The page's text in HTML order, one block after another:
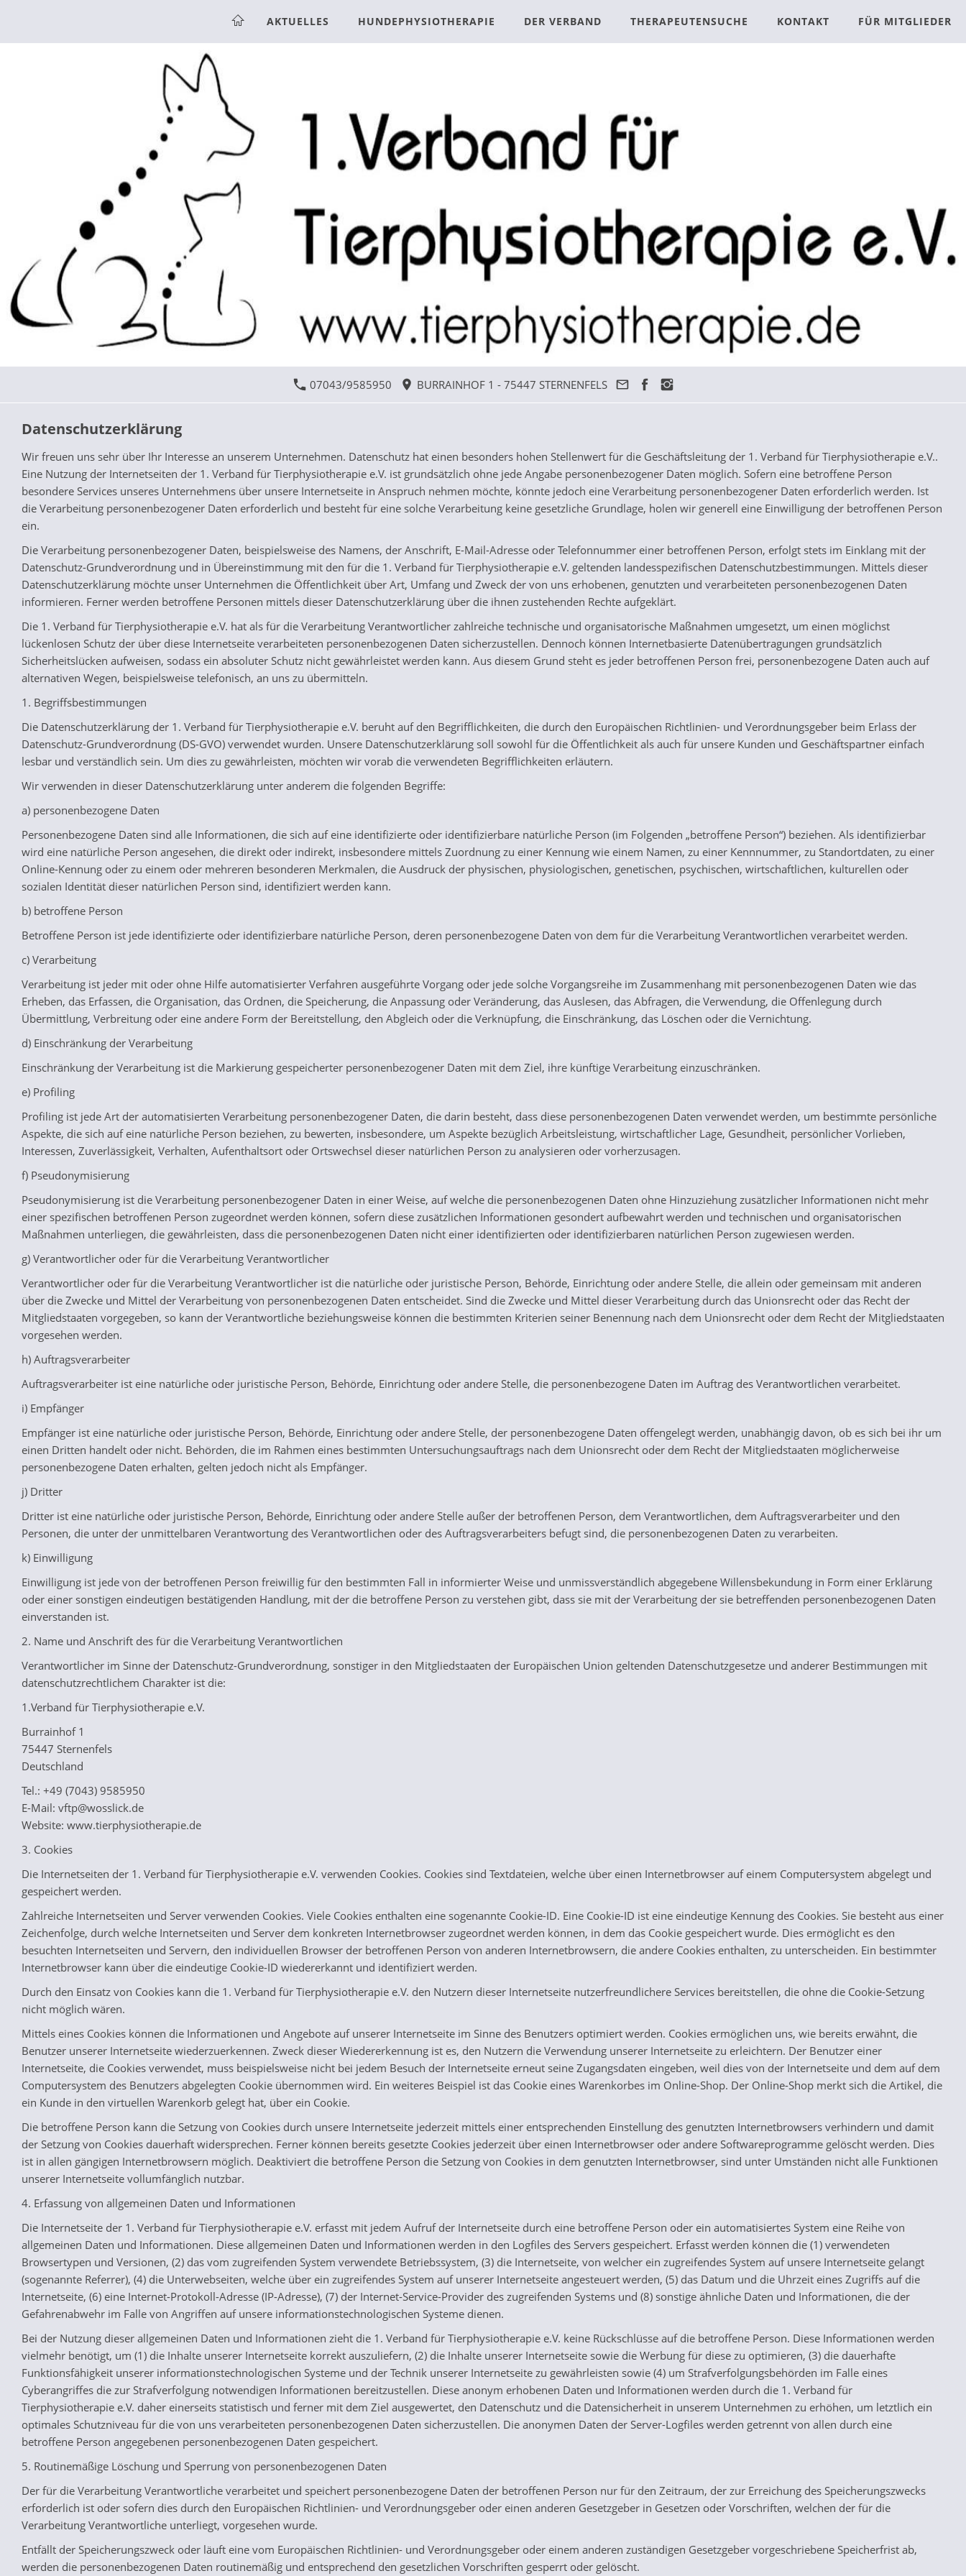
AKTUELLES HUNDEPHYSIOTHERAPIE DER VERBAND THERAPEUTENSUCHE KONTAKT FÜR MITGLIEDER
07043/9585950 BURRAINHOF 1 - 75447 STERNENFELS
Datenschutzerklärung
Wir freuen uns sehr über Ihr Interesse an unserem Unternehmen. Datenschutz hat einen besonders hohen Stellenwert für die Geschäftsleitung der 1. Verband für Tierphysiotherapie e.V..
Eine Nutzung der Internetseiten der 1. Verband für Tierphysiotherapie e.V. ist grundsätzlich ohne jede Angabe personenbezogener Daten möglich. Sofern eine betroffene Person
besondere Services unseres Unternehmens über unsere Internetseite in Anspruch nehmen möchte, könnte jedoch eine Verarbeitung personenbezogener Daten erforderlich werden. Ist
die Verarbeitung personenbezogener Daten erforderlich und besteht für eine solche Verarbeitung keine gesetzliche Grundlage, holen wir generell eine Einwilligung der betroffenen Person
ein.
Die Verarbeitung personenbezogener Daten, beispielsweise des Namens, der Anschrift, E-Mail-Adresse oder Telefonnummer einer betroffenen Person, erfolgt stets im Einklang mit der
Datenschutz-Grundverordnung und in Übereinstimmung mit den für die 1. Verband für Tierphysiotherapie e.V. geltenden landesspezifischen Datenschutzbestimmungen. Mittels dieser
Datenschutzerklärung möchte unser Unternehmen die Öffentlichkeit über Art, Umfang und Zweck der von uns erhobenen, genutzten und verarbeiteten personenbezogenen Daten
informieren. Ferner werden betroffene Personen mittels dieser Datenschutzerklärung über die ihnen zustehenden Rechte aufgeklärt.
Die 1. Verband für Tierphysiotherapie e.V. hat als für die Verarbeitung Verantwortlicher zahlreiche technische und organisatorische Maßnahmen umgesetzt, um einen möglichst
lückenlosen Schutz der über diese Internetseite verarbeiteten personenbezogenen Daten sicherzustellen. Dennoch können Internetbasierte Datenübertragungen grundsätzlich
Sicherheitslücken aufweisen, sodass ein absoluter Schutz nicht gewährleistet werden kann. Aus diesem Grund steht es jeder betroffenen Person frei, personenbezogene Daten auch auf
alternativen Wegen, beispielsweise telefonisch, an uns zu übermitteln.
1. Begriffsbestimmungen
Die Datenschutzerklärung der 1. Verband für Tierphysiotherapie e.V. beruht auf den Begrifflichkeiten, die durch den Europäischen Richtlinien- und Verordnungsgeber beim Erlass der
Datenschutz-Grundverordnung (DS-GVO) verwendet wurden. Unsere Datenschutzerklärung soll sowohl für die Öffentlichkeit als auch für unsere Kunden und Geschäftspartner einfach
lesbar und verständlich sein. Um dies zu gewährleisten, möchten wir vorab die verwendeten Begrifflichkeiten erläutern.
Wir verwenden in dieser Datenschutzerklärung unter anderem die folgenden Begriffe:
a) personenbezogene Daten
Personenbezogene Daten sind alle Informationen, die sich auf eine identifizierte oder identifizierbare natürliche Person (im Folgenden „betroffene Person“) beziehen. Als identifizierbar
wird eine natürliche Person angesehen, die direkt oder indirekt, insbesondere mittels Zuordnung zu einer Kennung wie einem Namen, zu einer Kennnummer, zu Standortdaten, zu einer
Online-Kennung oder zu einem oder mehreren besonderen Merkmalen, die Ausdruck der physischen, physiologischen, genetischen, psychischen, wirtschaftlichen, kulturellen oder
sozialen Identität dieser natürlichen Person sind, identifiziert werden kann.
b) betroffene Person
Betroffene Person ist jede identifizierte oder identifizierbare natürliche Person, deren personenbezogene Daten von dem für die Verarbeitung Verantwortlichen verarbeitet werden.
c) Verarbeitung
Verarbeitung ist jeder mit oder ohne Hilfe automatisierter Verfahren ausgeführte Vorgang oder jede solche Vorgangsreihe im Zusammenhang mit personenbezogenen Daten wie das
Erheben, das Erfassen, die Organisation, das Ordnen, die Speicherung, die Anpassung oder Veränderung, das Auslesen, das Abfragen, die Verwendung, die Offenlegung durch
Übermittlung, Verbreitung oder eine andere Form der Bereitstellung, den Abgleich oder die Verknüpfung, die Einschränkung, das Löschen oder die Vernichtung.
d) Einschränkung der Verarbeitung
Einschränkung der Verarbeitung ist die Markierung gespeicherter personenbezogener Daten mit dem Ziel, ihre künftige Verarbeitung einzuschränken.
e) Profiling
Profiling ist jede Art der automatisierten Verarbeitung personenbezogener Daten, die darin besteht, dass diese personenbezogenen Daten verwendet werden, um bestimmte persönliche
Aspekte, die sich auf eine natürliche Person beziehen, zu bewerten, insbesondere, um Aspekte bezüglich Arbeitsleistung, wirtschaftlicher Lage, Gesundheit, persönlicher Vorlieben,
Interessen, Zuverlässigkeit, Verhalten, Aufenthaltsort oder Ortswechsel dieser natürlichen Person zu analysieren oder vorherzusagen.
f) Pseudonymisierung
Pseudonymisierung ist die Verarbeitung personenbezogener Daten in einer Weise, auf welche die personenbezogenen Daten ohne Hinzuziehung zusätzlicher Informationen nicht mehr
einer spezifischen betroffenen Person zugeordnet werden können, sofern diese zusätzlichen Informationen gesondert aufbewahrt werden und technischen und organisatorischen
Maßnahmen unterliegen, die gewährleisten, dass die personenbezogenen Daten nicht einer identifizierten oder identifizierbaren natürlichen Person zugewiesen werden.
g) Verantwortlicher oder für die Verarbeitung Verantwortlicher
Verantwortlicher oder für die Verarbeitung Verantwortlicher ist die natürliche oder juristische Person, Behörde, Einrichtung oder andere Stelle, die allein oder gemeinsam mit anderen
über die Zwecke und Mittel der Verarbeitung von personenbezogenen Daten entscheidet. Sind die Zwecke und Mittel dieser Verarbeitung durch das Unionsrecht oder das Recht der
Mitgliedstaaten vorgegeben, so kann der Verantwortliche beziehungsweise können die bestimmten Kriterien seiner Benennung nach dem Unionsrecht oder dem Recht der Mitgliedstaaten
vorgesehen werden.
h) Auftragsverarbeiter
Auftragsverarbeiter ist eine natürliche oder juristische Person, Behörde, Einrichtung oder andere Stelle, die personenbezogene Daten im Auftrag des Verantwortlichen verarbeitet.
i) Empfänger
Empfänger ist eine natürliche oder juristische Person, Behörde, Einrichtung oder andere Stelle, der personenbezogene Daten offengelegt werden, unabhängig davon, ob es sich bei ihr um
einen Dritten handelt oder nicht. Behörden, die im Rahmen eines bestimmten Untersuchungsauftrags nach dem Unionsrecht oder dem Recht der Mitgliedstaaten möglicherweise
personenbezogene Daten erhalten, gelten jedoch nicht als Empfänger.
j) Dritter
Dritter ist eine natürliche oder juristische Person, Behörde, Einrichtung oder andere Stelle außer der betroffenen Person, dem Verantwortlichen, dem Auftragsverarbeiter und den
Personen, die unter der unmittelbaren Verantwortung des Verantwortlichen oder des Auftragsverarbeiters befugt sind, die personenbezogenen Daten zu verarbeiten.
k) Einwilligung
Einwilligung ist jede von der betroffenen Person freiwillig für den bestimmten Fall in informierter Weise und unmissverständlich abgegebene Willensbekundung in Form einer Erklärung
oder einer sonstigen eindeutigen bestätigenden Handlung, mit der die betroffene Person zu verstehen gibt, dass sie mit der Verarbeitung der sie betreffenden personenbezogenen Daten
einverstanden ist.
2. Name und Anschrift des für die Verarbeitung Verantwortlichen
Verantwortlicher im Sinne der Datenschutz-Grundverordnung, sonstiger in den Mitgliedstaaten der Europäischen Union geltenden Datenschutzgesetze und anderer Bestimmungen mit
datenschutzrechtlichem Charakter ist die:
1.Verband für Tierphysiotherapie e.V.
Burrainhof 1
75447 Sternenfels
Deutschland
Tel.: +49 (7043) 9585950
E-Mail: vftp@wosslick.de
Website: www.tierphysiotherapie.de
3. Cookies
Die Internetseiten der 1. Verband für Tierphysiotherapie e.V. verwenden Cookies. Cookies sind Textdateien, welche über einen Internetbrowser auf einem Computersystem abgelegt und
gespeichert werden.
Zahlreiche Internetseiten und Server verwenden Cookies. Viele Cookies enthalten eine sogenannte Cookie-ID. Eine Cookie-ID ist eine eindeutige Kennung des Cookies. Sie besteht aus einer
Zeichenfolge, durch welche Internetseiten und Server dem konkreten Internetbrowser zugeordnet werden können, in dem das Cookie gespeichert wurde. Dies ermöglicht es den
besuchten Internetseiten und Servern, den individuellen Browser der betroffenen Person von anderen Internetbrowsern, die andere Cookies enthalten, zu unterscheiden. Ein bestimmter
Internetbrowser kann über die eindeutige Cookie-ID wiedererkannt und identifiziert werden.
Durch den Einsatz von Cookies kann die 1. Verband für Tierphysiotherapie e.V. den Nutzern dieser Internetseite nutzerfreundlichere Services bereitstellen, die ohne die Cookie-Setzung
nicht möglich wären.
Mittels eines Cookies können die Informationen und Angebote auf unserer Internetseite im Sinne des Benutzers optimiert werden. Cookies ermöglichen uns, wie bereits erwähnt, die
Benutzer unserer Internetseite wiederzuerkennen. Zweck dieser Wiedererkennung ist es, den Nutzern die Verwendung unserer Internetseite zu erleichtern. Der Benutzer einer
Internetseite, die Cookies verwendet, muss beispielsweise nicht bei jedem Besuch der Internetseite erneut seine Zugangsdaten eingeben, weil dies von der Internetseite und dem auf dem
Computersystem des Benutzers abgelegten Cookie übernommen wird. Ein weiteres Beispiel ist das Cookie eines Warenkorbes im Online-Shop. Der Online-Shop merkt sich die Artikel, die
ein Kunde in den virtuellen Warenkorb gelegt hat, über ein Cookie.
Die betroffene Person kann die Setzung von Cookies durch unsere Internetseite jederzeit mittels einer entsprechenden Einstellung des genutzten Internetbrowsers verhindern und damit
der Setzung von Cookies dauerhaft widersprechen. Ferner können bereits gesetzte Cookies jederzeit über einen Internetbrowser oder andere Softwareprogramme gelöscht werden. Dies
ist in allen gängigen Internetbrowsern möglich. Deaktiviert die betroffene Person die Setzung von Cookies in dem genutzten Internetbrowser, sind unter Umständen nicht alle Funktionen
unserer Internetseite vollumfänglich nutzbar.
4. Erfassung von allgemeinen Daten und Informationen
Die Internetseite der 1. Verband für Tierphysiotherapie e.V. erfasst mit jedem Aufruf der Internetseite durch eine betroffene Person oder ein automatisiertes System eine Reihe von
allgemeinen Daten und Informationen. Diese allgemeinen Daten und Informationen werden in den Logfiles des Servers gespeichert. Erfasst werden können die (1) verwendeten
Browsertypen und Versionen, (2) das vom zugreifenden System verwendete Betriebssystem, (3) die Internetseite, von welcher ein zugreifendes System auf unsere Internetseite gelangt
(sogenannte Referrer), (4) die Unterwebseiten, welche über ein zugreifendes System auf unserer Internetseite angesteuert werden, (5) das Datum und die Uhrzeit eines Zugriffs auf die
Internetseite, (6) eine Internet-Protokoll-Adresse (IP-Adresse), (7) der Internet-Service-Provider des zugreifenden Systems und (8) sonstige ähnliche Daten und Informationen, die der
Gefahrenabwehr im Falle von Angriffen auf unsere informationstechnologischen Systeme dienen.
Bei der Nutzung dieser allgemeinen Daten und Informationen zieht die 1. Verband für Tierphysiotherapie e.V. keine Rückschlüsse auf die betroffene Person. Diese Informationen werden
vielmehr benötigt, um (1) die Inhalte unserer Internetseite korrekt auszuliefern, (2) die Inhalte unserer Internetseite sowie die Werbung für diese zu optimieren, (3) die dauerhafte
Funktionsfähigkeit unserer informationstechnologischen Systeme und der Technik unserer Internetseite zu gewährleisten sowie (4) um Strafverfolgungsbehörden im Falle eines
Cyberangriffes die zur Strafverfolgung notwendigen Informationen bereitzustellen. Diese anonym erhobenen Daten und Informationen werden durch die 1. Verband für
Tierphysiotherapie e.V. daher einerseits statistisch und ferner mit dem Ziel ausgewertet, den Datenschutz und die Datensicherheit in unserem Unternehmen zu erhöhen, um letztlich ein
optimales Schutzniveau für die von uns verarbeiteten personenbezogenen Daten sicherzustellen. Die anonymen Daten der Server-Logfiles werden getrennt von allen durch eine
betroffene Person angegebenen personenbezogenen Daten gespeichert.
5. Routinemäßige Löschung und Sperrung von personenbezogenen Daten
Der für die Verarbeitung Verantwortliche verarbeitet und speichert personenbezogene Daten der betroffenen Person nur für den Zeitraum, der zur Erreichung des Speicherungszwecks
erforderlich ist oder sofern dies durch den Europäischen Richtlinien- und Verordnungsgeber oder einen anderen Gesetzgeber in Gesetzen oder Vorschriften, welchen der für die
Verarbeitung Verantwortliche unterliegt, vorgesehen wurde.
Entfällt der Speicherungszweck oder läuft eine vom Europäischen Richtlinien- und Verordnungsgeber oder einem anderen zuständigen Gesetzgeber vorgeschriebene Speicherfrist ab,
werden die personenbezogenen Daten routinemäßig und entsprechend den gesetzlichen Vorschriften gesperrt oder gelöscht.